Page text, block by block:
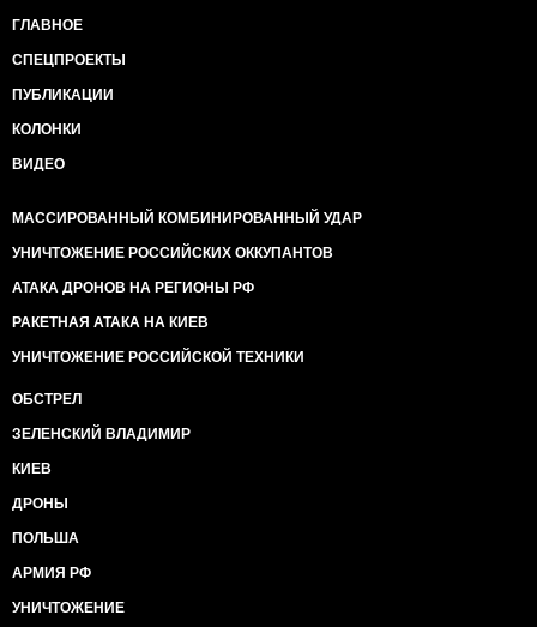
ГЛАВНОЕ
СПЕЦПРОЕКТЫ
ПУБЛИКАЦИИ
КОЛОНКИ
ВИДЕО
МАССИРОВАННЫЙ КОМБИНИРОВАННЫЙ УДАР
УНИЧТОЖЕНИЕ РОССИЙСКИХ ОККУПАНТОВ
АТАКА ДРОНОВ НА РЕГИОНЫ РФ
РАКЕТНАЯ АТАКА НА КИЕВ
УНИЧТОЖЕНИЕ РОССИЙСКОЙ ТЕХНИКИ
ОБСТРЕЛ
ЗЕЛЕНСКИЙ ВЛАДИМИР
КИЕВ
ДРОНЫ
ПОЛЬША
АРМИЯ РФ
УНИЧТОЖЕНИЕ